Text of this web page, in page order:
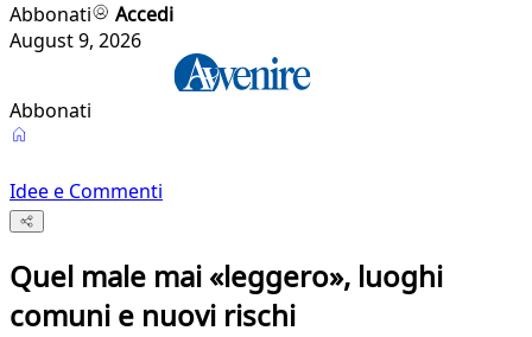
Abbonati
Accedi
August 9, 2026
Abbonati
Idee e Commenti
Quel male mai «leggero», luoghi
comuni e nuovi rischi